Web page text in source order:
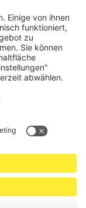
Sie bei uns
und